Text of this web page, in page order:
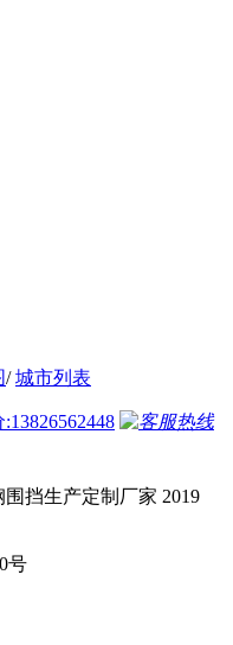
/城市列表
挡生产定制厂家 2019
号